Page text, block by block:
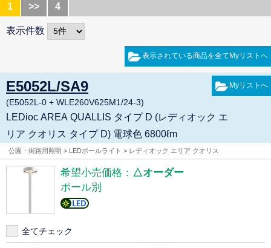
1 >> 4
表示件数
E5052L/SA9
(E5052L-0 + WLE260V625M1/24-3)
LEDioc AREA QUALLIS タイプ D (レディオック エ
リア クオリス タイプ D) 電球色 6800ℓm
公園・街路用照明 > LEDポールライト > レディオック エリア クオリス
希望小売価格： △オーダー
ポール別
全てチェック